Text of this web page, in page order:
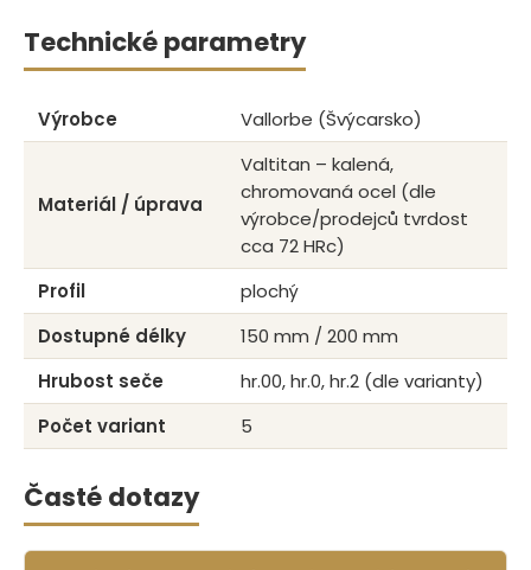
Technické parametry
Výrobce Vallorbe (Švýcarsko)
Materiál / úprava
Valtitan – kalená,
chromovaná ocel (dle
výrobce/prodejců tvrdost
cca 72 HRc)
Profil
plochý
Dostupné délky
150 mm / 200 mm
Hrubost seče
hr.00, hr.0, hr.2 (dle varianty)
Počet variant
5
Časté dotazy